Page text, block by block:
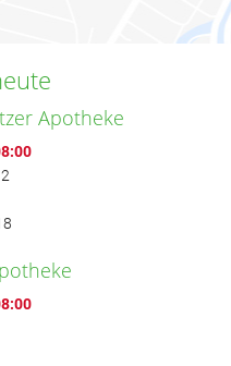
Apotheke